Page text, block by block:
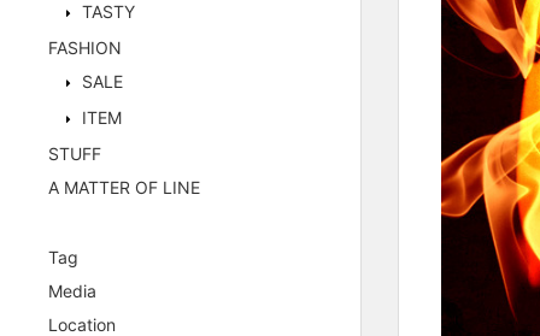
TASTY
FASHION
SALE
ITEM
STUFF
A MATTER OF LINE
Tag
Media
Location